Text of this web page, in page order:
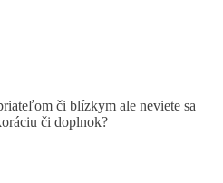
či blízkym ale neviete sa
či doplnok?